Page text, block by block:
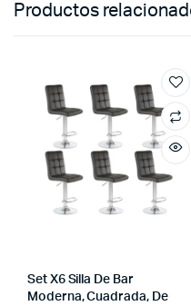
Productos
Set X6 Silla De Bar
Moderna, Cuadrada, De